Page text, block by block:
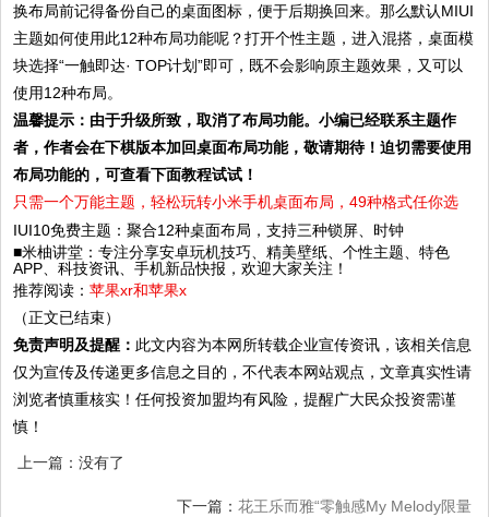
换布局前记得备份自己的桌面图标，便于后期换回来。那么默认MIUI
主题如何使用此12种布局功能呢？打开个性主题，进入混搭，桌面模
块选择“一触即达· TOP计划”即可，既不会影响原主题效果，又可以
使用12种布局。
温馨提示：由于升级所致，取消了布局功能。小编已经联系主题作
者，作者会在下棋版本加回桌面布局功能，敬请期待！迫切需要使用
布局功能的，可查看下面教程试试！
只需一个万能主题，轻松玩转小米手机桌面布局，49种格式任你选
■米柚讲堂：专注分享安卓玩机技巧、精美壁纸、个性主题、特色
APP、科技资讯、手机新品快报，欢迎大家关注！
推荐阅读：苹果xr和苹果x
（正文已结束）
免责声明及提醒： 此文内容为本网所转载企业宣传资讯，该相关信息
仅为宣传及传递更多信息之目的，不代表本网站观点，文章真实性请
浏览者慎重核实！任何投资加盟均有风险，提醒广大民众投资需谨
慎！
上一篇：没有了
下一篇： 花王乐而雅“零触感My Melody限量